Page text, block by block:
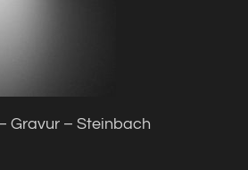
Gravur – Steinbach